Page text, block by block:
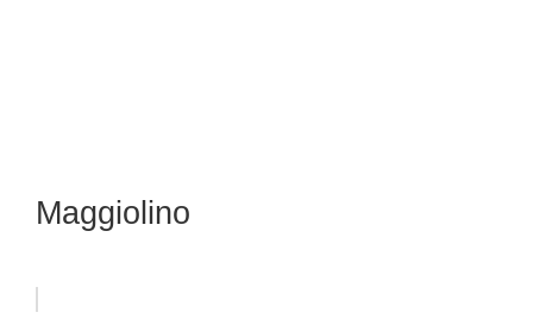
Maggiolino